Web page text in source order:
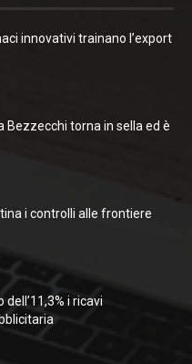
innovativi trainano l’export
Bezzecchi torna in sella ed è
i controlli alle frontiere
i ricavi